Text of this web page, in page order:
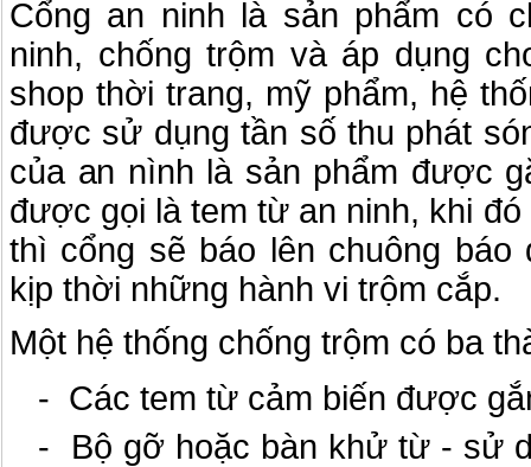
Cổng an ninh là sản phẩm có
ninh, chống trộm và áp dụng
shop thời trang, mỹ phẩm, hệ
được sử dụng tần số thu phát
của an nình là sản phẩm được
được gọi là tem từ an ninh, khi
thì cổng sẽ báo lên chuông báo
kịp thời những hành vi trộm cắp.
Một hệ thống chống trộm có ba
- Các tem từ cảm biến được
- Bộ gỡ hoặc bàn khử từ - sử